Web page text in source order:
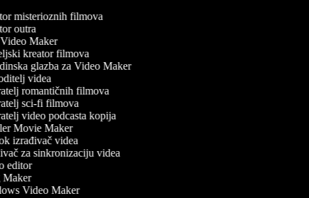
misterioznih filmova
outra
Maker
kreator filmova
glazba za Video Maker
videa
romantičnih filmova
sci-fi filmova
video podcasta kopija
Movie Maker
izrađivač videa
za sinkronizaciju videa
editor
Video Maker